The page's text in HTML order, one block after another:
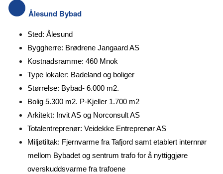
Ålesund Bybad
Sted: Ålesund
Byggherre: Brødrene Jangaard AS
Kostnadsramme: 460 Mnok
Type lokaler: Badeland og boliger
Størrelse: Bybad- 6.000 m2.
Bolig 5.300 m2. P-Kjeller 1.700 m2
Arkitekt: Invit AS og Norconsult AS
Totalentreprenør: Veidekke Entreprenør AS
Miljøtiltak: Fjernvarme fra Tafjord samt etablert internrør
mellom Bybadet og sentrum trafo for å nyttiggjøre
overskuddsvarme fra trafoene